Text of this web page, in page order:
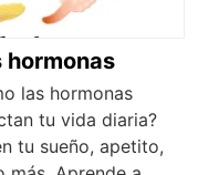
hormonas
las hormonas
tu vida diaria?
tu sueño, apetito,